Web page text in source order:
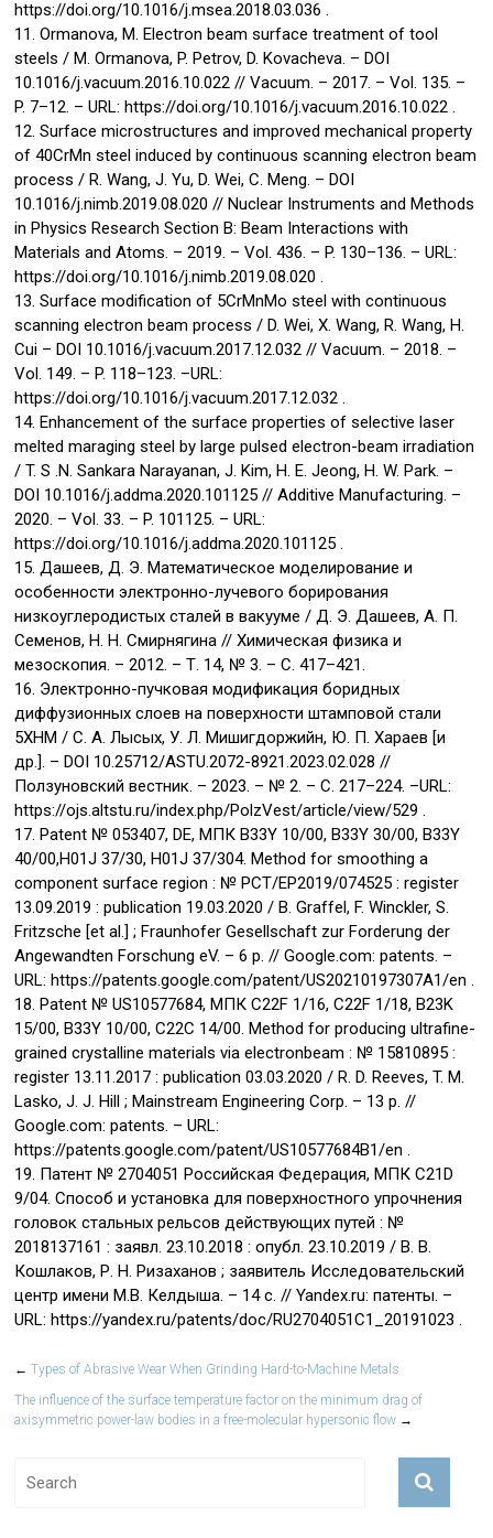
https://doi.org/10.1016/j.msea.2018.03.036 .
11. Ormanova, M. Electron beam surface treatment of tool
steels / M. Ormanova, P. Petrov, D. Kovacheva. – DOI
10.1016/j.vacuum.2016.10.022 // Vacuum. – 2017. – Vol. 135. –
P. 7–12. – URL: https://doi.org/10.1016/j.vacuum.2016.10.022 .
12. Surface microstructures and improved mechanical property
of 40CrMn steel induced by continuous scanning electron beam
process / R. Wang, J. Yu, D. Wei, C. Meng. – DOI
10.1016/j.nimb.2019.08.020 // Nuclear Instruments and Methods
in Physics Research Section B: Beam Interactions with
Materials and Atoms. – 2019. – Vol. 436. – P. 130–136. – URL:
https://doi.org/10.1016/j.nimb.2019.08.020 .
13. Surface modification of 5CrMnMo steel with continuous
scanning electron beam process / D. Wei, X. Wang, R. Wang, H.
Cui – DOI 10.1016/j.vacuum.2017.12.032 // Vacuum. – 2018. –
Vol. 149. – P. 118–123. –URL:
https://doi.org/10.1016/j.vacuum.2017.12.032 .
14. Enhancement of the surface properties of selective laser
melted maraging steel by large pulsed electron-beam irradiation
/ T. S .N. Sankara Narayanan, J. Kim, H. E. Jeong, H. W. Park. –
DOI 10.1016/j.addma.2020.101125 // Additive Manufacturing. –
2020. – Vol. 33. – P. 101125. – URL:
https://doi.org/10.1016/j.addma.2020.101125 .
15. Дашеев, Д. Э. Математическое моделирование и
особенности электронно-лучевого борирования
низкоуглеродистых сталей в вакууме / Д. Э. Дашеев, А. П.
Семенов, Н. Н. Смирнягина // Химическая физика и
мезоскопия. – 2012. – Т. 14, № 3. – С. 417–421.
16. Электронно-пучковая модификация боридных
диффузионных слоев на поверхности штамповой стали
5ХНМ / С. А. Лысых, У. Л. Мишигдоржийн, Ю. П. Хараев [и
др.]. – DOI 10.25712/ASTU.2072-8921.2023.02.028 //
Ползуновский вестник. – 2023. – № 2. – С. 217–224. –URL:
https://ojs.altstu.ru/index.php/PolzVest/article/view/529 .
17. Patent № 053407, DE, МПК B33Y 10/00, B33Y 30/00, B33Y
40/00,H01J 37/30, H01J 37/304. Method for smoothing a
component surface region : № PCT/EP2019/074525 : register
13.09.2019 : publication 19.03.2020 / B. Graffel, F. Winckler, S.
Fritzsche [et al.] ; Fraunhofer Gesellschaft zur Forderung der
Angewandten Forschung eV. – 6 p. // Google.com: patents. –
URL: https://patents.google.com/patent/US20210197307A1/en .
18. Patent № US10577684, МПК C22F 1/16, C22F 1/18, B23K
15/00, B33Y 10/00, C22C 14/00. Method for producing ultrafine-
grained crystalline materials via electronbeam : № 15810895 :
register 13.11.2017 : publication 03.03.2020 / R. D. Reeves, T. M.
Lasko, J. J. Hill ; Mainstream Engineering Corp. – 13 p. //
Google.com: patents. – URL:
https://patents.google.com/patent/US10577684B1/en .
19. Патент № 2704051 Российская Федерация, МПК C21D
9/04. Способ и установка для поверхностного упрочнения
головок стальных рельсов действующих путей : №
2018137161 : заявл. 23.10.2018 : опубл. 23.10.2019 / В. В.
Кошлаков, Р. Н. Ризаханов ; заявитель Исследовательский
центр имени М.В. Келдыша. – 14 с. // Yandex.ru: патенты. –
URL: https://yandex.ru/patents/doc/RU2704051C1_20191023 .
← Types of Abrasive Wear When Grinding Hard-to-Machine Metals
The influence of the surface temperature factor on the minimum drag of
axisymmetric power-law bodies in a free-molecular hypersonic flow →